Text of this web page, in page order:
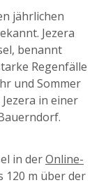
jährlichen
Jezera
benannt
Regenfälle
und Sommer
in einer
in derOnline-
120 m über der